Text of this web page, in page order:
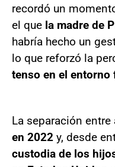
recordó un
el que la madre de
habría hecho un
lo que reforzó la
tenso en el entorno
La separación
en 2022 y, desde
custodia de los